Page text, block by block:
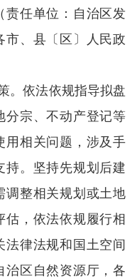
责任单位：自治区发
市、县〔区〕人民政
。依法依规指导拟盘
分宗、不动产登记等
用相关问题，涉及手
持。坚持先规划后建
调整相关规划或土地
估，依法依规履行相
法律法规和国土空间
治区自然资源厅，各